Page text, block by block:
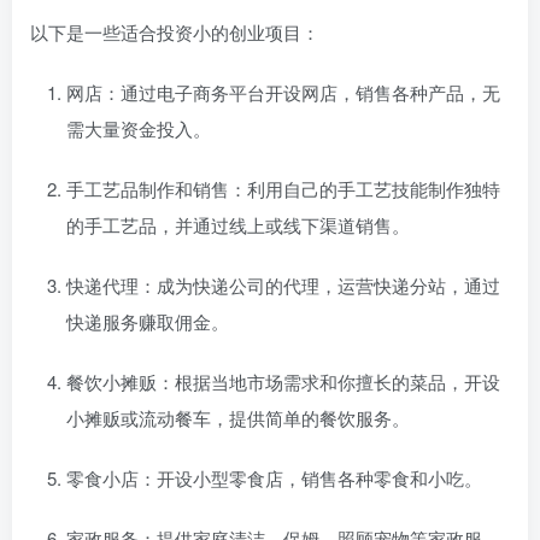
以下是一些适合投资小的创业项目：
网店：通过电子商务平台开设网店，销售各种产品，无
需大量资金投入。
手工艺品制作和销售：利用自己的手工艺技能制作独特
的手工艺品，并通过线上或线下渠道销售。
快递代理：成为快递公司的代理，运营快递分站，通过
快递服务赚取佣金。
餐饮小摊贩：根据当地市场需求和你擅长的菜品，开设
小摊贩或流动餐车，提供简单的餐饮服务。
零食小店：开设小型零食店，销售各种零食和小吃。